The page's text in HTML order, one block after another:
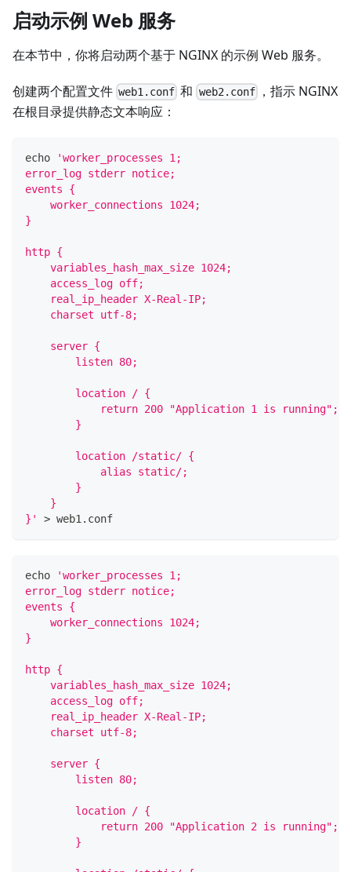
启动示例 Web 服务
在本节中，你将启动两个基于 NGINX 的示例 Web 服务。
创建两个配置文件 web1.conf 和 web2.conf，指示 NGINX
在根目录提供静态文本响应：
echo
'worker_processes 1;
error_log stderr notice;
events {
    worker_connections 1024;
}
http {
    variables_hash_max_size 1024;
    access_log off;
    real_ip_header X-Real-IP;
    charset utf-8;
    server {
        listen 80;
        location / {
            return 200 "Application 1 is running";
        }
        location /static/ {
            alias static/;
        }
    }
}'
> web1.conf
echo
'worker_processes 1;
error_log stderr notice;
events {
    worker_connections 1024;
}
http {
    variables_hash_max_size 1024;
    access_log off;
    real_ip_header X-Real-IP;
    charset utf-8;
    server {
        listen 80;
        location / {
            return 200 "Application 2 is running";
        }